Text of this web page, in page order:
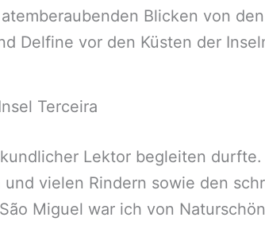
Blicken von
Delfine vor den Küsten der
Terceira
Lektor begleiten
vielen Rindern sowie den
Miguel war ich von